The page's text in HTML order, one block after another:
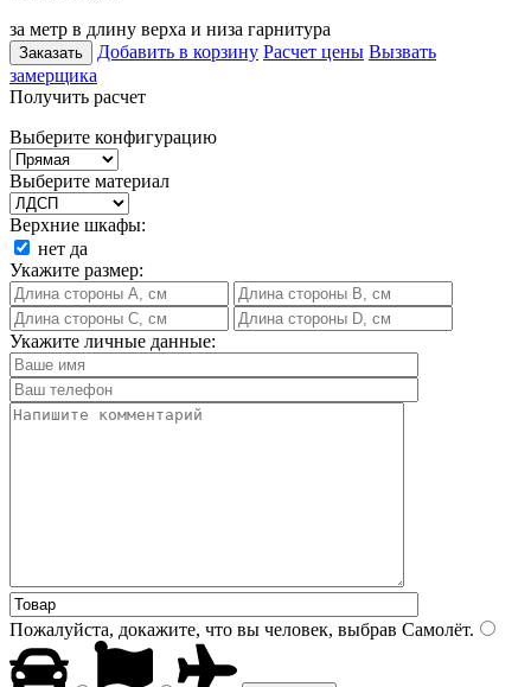
за метр в длину верха и низа гарнитура
Заказать Добавить в корзину Расчет цены Вызвать
замерщика
Получить расчет
Выберите конфигурацию
Выберите материал
Верхние шкафы:
нет да
Укажите размер:
Укажите личные данные:
Пожалуйста, докажите, что вы человек, выбрав Самолёт.